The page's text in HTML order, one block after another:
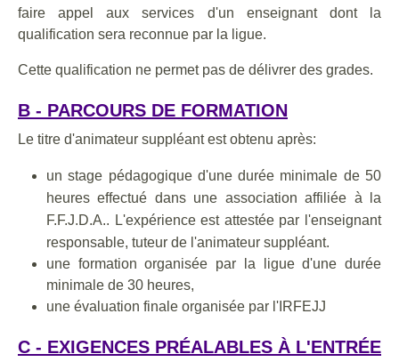
faire appel aux services d'un enseignant dont la
qualification sera reconnue par la ligue.
Cette qualification ne permet pas de délivrer des grades.
B - PARCOURS DE FORMATION
Le titre d'animateur suppléant est obtenu après:
un stage pédagogique d'une durée minimale de 50
heures effectué dans une association affiliée à la
F.F.J.D.A.. L'expérience est attestée par l'enseignant
responsable, tuteur de l'animateur suppléant.
une formation organisée par la ligue d'une durée
minimale de 30 heures,
une évaluation finale organisée par l'IRFEJJ
C - EXIGENCES PRÉALABLES À L'ENTRÉE